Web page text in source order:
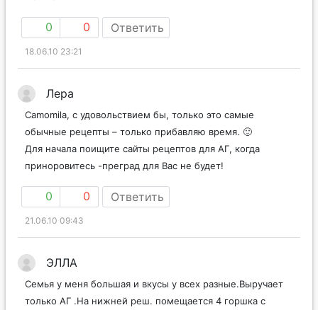
0 0 Ответить
18.06.10 23:21
Лера
Сamomila, с удовольствием бы, только это самые
обычные рецепты – только прибавляю время. 🙂
Для начала поищите сайты рецептов для АГ, когда
приноровитесь -преград для Вас не будет!
0 0 Ответить
21.06.10 09:43
ЭЛЛА
Cемья у меня большая и вкусы у всех разные.Выручает
только АГ .На нижней реш. помещается 4 горшка с